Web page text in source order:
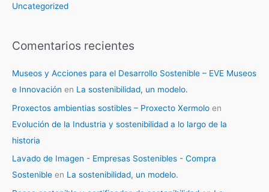
Uncategorized
Comentarios recientes
Museos y Acciones para el Desarrollo Sostenible – EVE Museos
e Innovación en La sostenibilidad, un modelo.
Proxectos ambientias sostibles – Proxecto Xermolo en
Evolución de la Industria y sostenibilidad a lo largo de la
historia
Lavado de Imagen - Empresas Sostenibles - Compra
Sostenible en La sostenibilidad, un modelo.